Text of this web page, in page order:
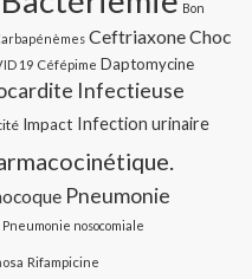
Bon
CeftriaxoneChoc
19 Céfépime Daptomycine
Infectieuse
Impact Infection urinaire
Pneumonie
Pneumonie nosocomiale
Rifampicine